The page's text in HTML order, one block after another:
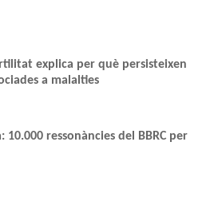
explica per què persisteixen
a malalties
10.000 ressonàncies del BBRC per